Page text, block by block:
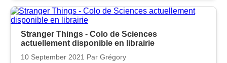
Stranger Things - Colo de Sciences
actuellement disponible en librairie
10 September 2021 Par Grégory